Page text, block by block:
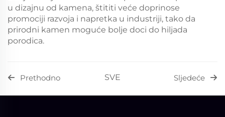
u dizajnu od kamena, štititi veće doprinose
promociji razvoja i napretka u industriji, tako da
prirodni kamen moguće bolje doci do hiljada
porodica.
Prethodno SVE Sljedeće